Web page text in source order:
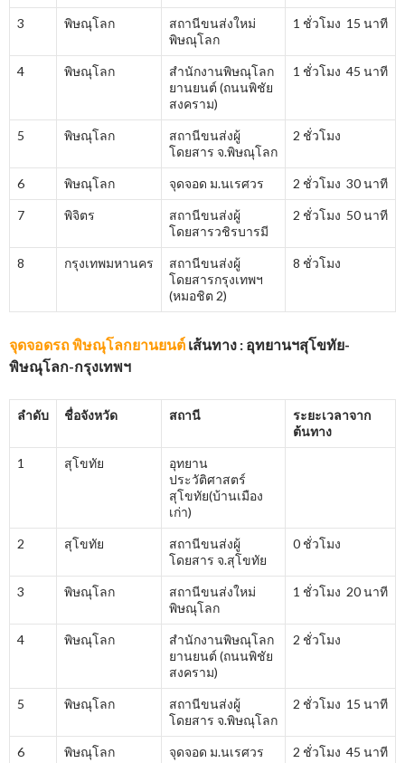
3 พิษณุโลก
สถานีขนส่งใหม่
พิษณุโลก
1 ชั่วโมง 15 นาที
4 พิษณุโลก
สำนักงานพิษณุโลก
ยานยนต์ (ถนนพิชัย
สงคราม)
1 ชั่วโมง 45 นาที
5 พิษณุโลก
สถานีขนส่งผู้
โดยสาร จ.พิษณุโลก
2 ชั่วโมง
6 พิษณุโลก จุดจอด ม.นเรศวร 2 ชั่วโมง 30 นาที
7 พิจิตร
สถานีขนส่งผู้
โดยสารวชิรบารมี
2 ชั่วโมง 50 นาที
8 กรุงเทพมหานคร
สถานีขนส่งผู้
โดยสารกรุงเทพฯ
(หมอชิต 2)
8 ชั่วโมง
จุดจอดรถ พิษณุโลกยานยนต์ เส้นทาง : อุทยานฯสุโขทัย-
พิษณุโลก-กรุงเทพฯ
ลำดับ ชื่อจังหวัด สถานี
ระยะเวลาจาก
ต้นทาง
1 สุโขทัย
อุทยาน
ประวัติศาสตร์
สุโขทัย(บ้านเมือง
เก่า)
2 สุโขทัย
สถานีขนส่งผู้
โดยสาร จ.สุโขทัย
0 ชั่วโมง
3 พิษณุโลก
สถานีขนส่งใหม่
พิษณุโลก
1 ชั่วโมง 20 นาที
4 พิษณุโลก
สำนักงานพิษณุโลก
ยานยนต์ (ถนนพิชัย
สงคราม)
2 ชั่วโมง
5 พิษณุโลก
สถานีขนส่งผู้
โดยสาร จ.พิษณุโลก
2 ชั่วโมง 15 นาที
6 พิษณุโลก จุดจอด ม.นเรศวร 2 ชั่วโมง 45 นาที